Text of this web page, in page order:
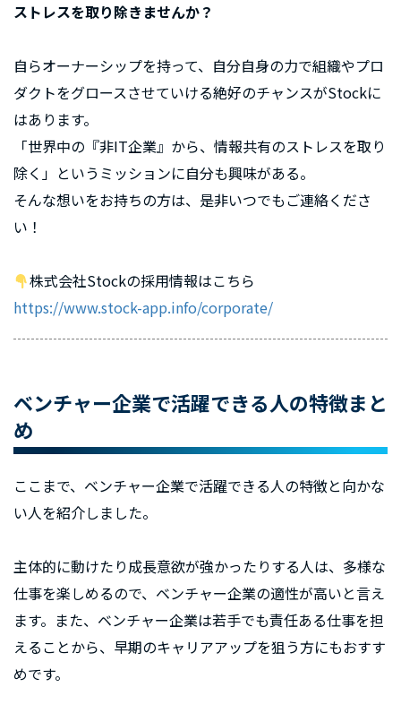
ストレスを取り除きませんか？
自らオーナーシップを持って、自分自身の力で組織やプロ
ダクトをグロースさせていける絶好のチャンスがStockに
はあります。
「世界中の『非IT企業』から、情報共有のストレスを取り
除く」というミッションに自分も興味がある。
そんな想いをお持ちの方は、是非いつでもご連絡くださ
い！
株式会社Stockの採用情報はこちら
https://www.stock-app.info/corporate/
ベンチャー企業で活躍できる人の特徴まと
め
ここまで、ベンチャー企業で活躍できる人の特徴と向かな
い人を紹介しました。
主体的に動けたり成長意欲が強かったりする人は、多様な
仕事を楽しめるので、ベンチャー企業の適性が高いと言え
ます。また、ベンチャー企業は若手でも責任ある仕事を担
えることから、早期のキャリアアップを狙う方にもおすす
めです。